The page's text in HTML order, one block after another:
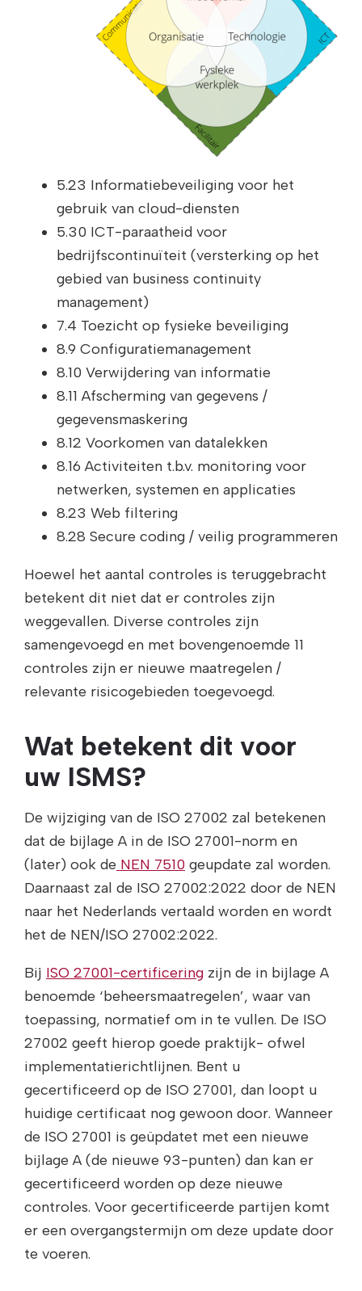
5.23 Informatiebeveiliging voor het
gebruik van cloud-diensten
5.30 ICT-paraatheid voor
bedrijfscontinuïteit (versterking op het
gebied van business continuity
management)
7.4 Toezicht op fysieke beveiliging
8.9 Configuratiemanagement
8.10 Verwijdering van informatie
8.11 Afscherming van gegevens /
gegevensmaskering
8.12 Voorkomen van datalekken
8.16 Activiteiten t.b.v. monitoring voor
netwerken, systemen en applicaties
8.23 Web filtering
8.28 Secure coding / veilig programmeren
Hoewel het aantal controles is teruggebracht
betekent dit niet dat er controles zijn
weggevallen. Diverse controles zijn
samengevoegd en met bovengenoemde 11
controles zijn er nieuwe maatregelen /
relevante risicogebieden toegevoegd.
Wat betekent dit voor
uw ISMS?
De wijziging van de ISO 27002 zal betekenen
dat de bijlage A in de ISO 27001-norm en
(later) ook de NEN 7510 geupdate zal worden.
Daarnaast zal de ISO 27002:2022 door de NEN
naar het Nederlands vertaald worden en wordt
het de NEN/ISO 27002:2022.
Bij ISO 27001-certificering zijn de in bijlage A
benoemde ‘beheersmaatregelen’, waar van
toepassing, normatief om in te vullen. De ISO
27002 geeft hierop goede praktijk- ofwel
implementatierichtlijnen. Bent u
gecertificeerd op de ISO 27001, dan loopt u
huidige certificaat nog gewoon door. Wanneer
de ISO 27001 is geüpdatet met een nieuwe
bijlage A (de nieuwe 93-punten) dan kan er
gecertificeerd worden op deze nieuwe
controles. Voor gecertificeerde partijen komt
er een overgangstermijn om deze update door
te voeren.